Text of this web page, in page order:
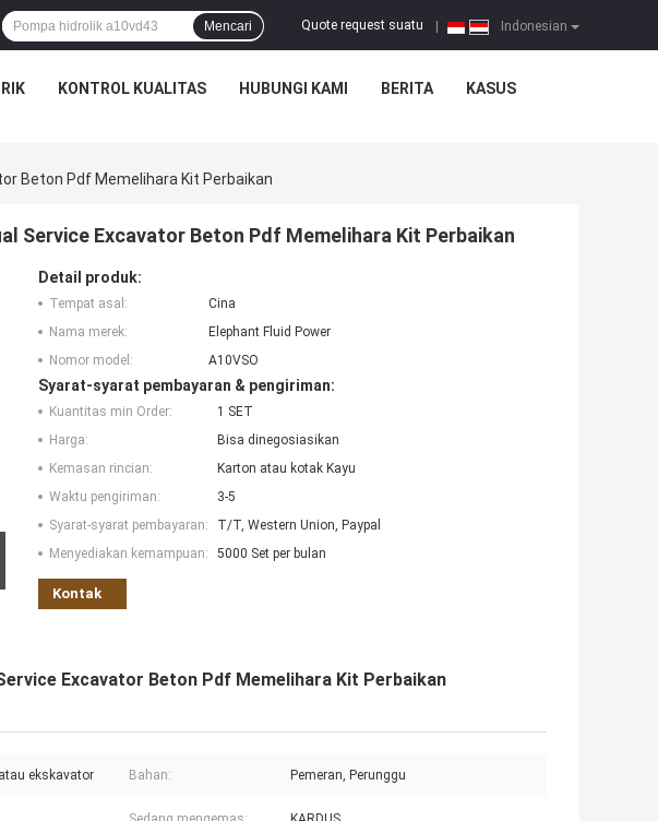
Indonesian
Quote request suatu
Mencari
KONTROL KUALITAS HUBUNGI KAMI BERITA KASUS
Beton Pdf Memelihara Kit Perbaikan
Service Excavator Beton Pdf Memelihara Kit Perbaikan
Detail produk:
Tempat asal:
Cina
Nama merek:
Elephant Fluid Power
Nomor model:
A10VSO
Syarat-syarat pembayaran & pengiriman:
Kuantitas min Order:
1 SET
Harga:
Bisa dinegosiasikan
Kemasan rincian:
Karton atau kotak Kayu
Waktu pengiriman:
3-5
Syarat-syarat pembayaran:
T/T, Western Union, Paypal
Menyediakan kemampuan:
5000 Set per bulan
Kontak
Excavator Beton Pdf Memelihara Kit Perbaikan
ekskavator Bahan: Pemeran, Perunggu